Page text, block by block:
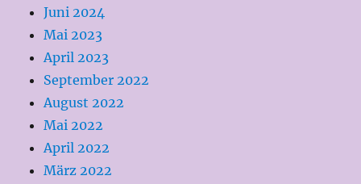
Juni 2024
Mai 2023
April 2023
September 2022
August 2022
Mai 2022
April 2022
März 2022